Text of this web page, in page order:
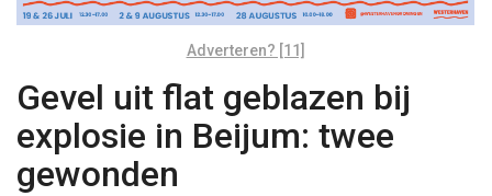
Adverteren? [11]
Gevel uit flat geblazen bij
explosie in Beijum: twee
gewonden